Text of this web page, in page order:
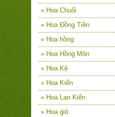
» Hoa Chuối
» Hoa Đồng Tiền
» Hoa hồng
» Hoa Hồng Môn
» Hoa Kệ
» Hoa Kiển
» Hoa Lan Kiển
» Hoa giỏ